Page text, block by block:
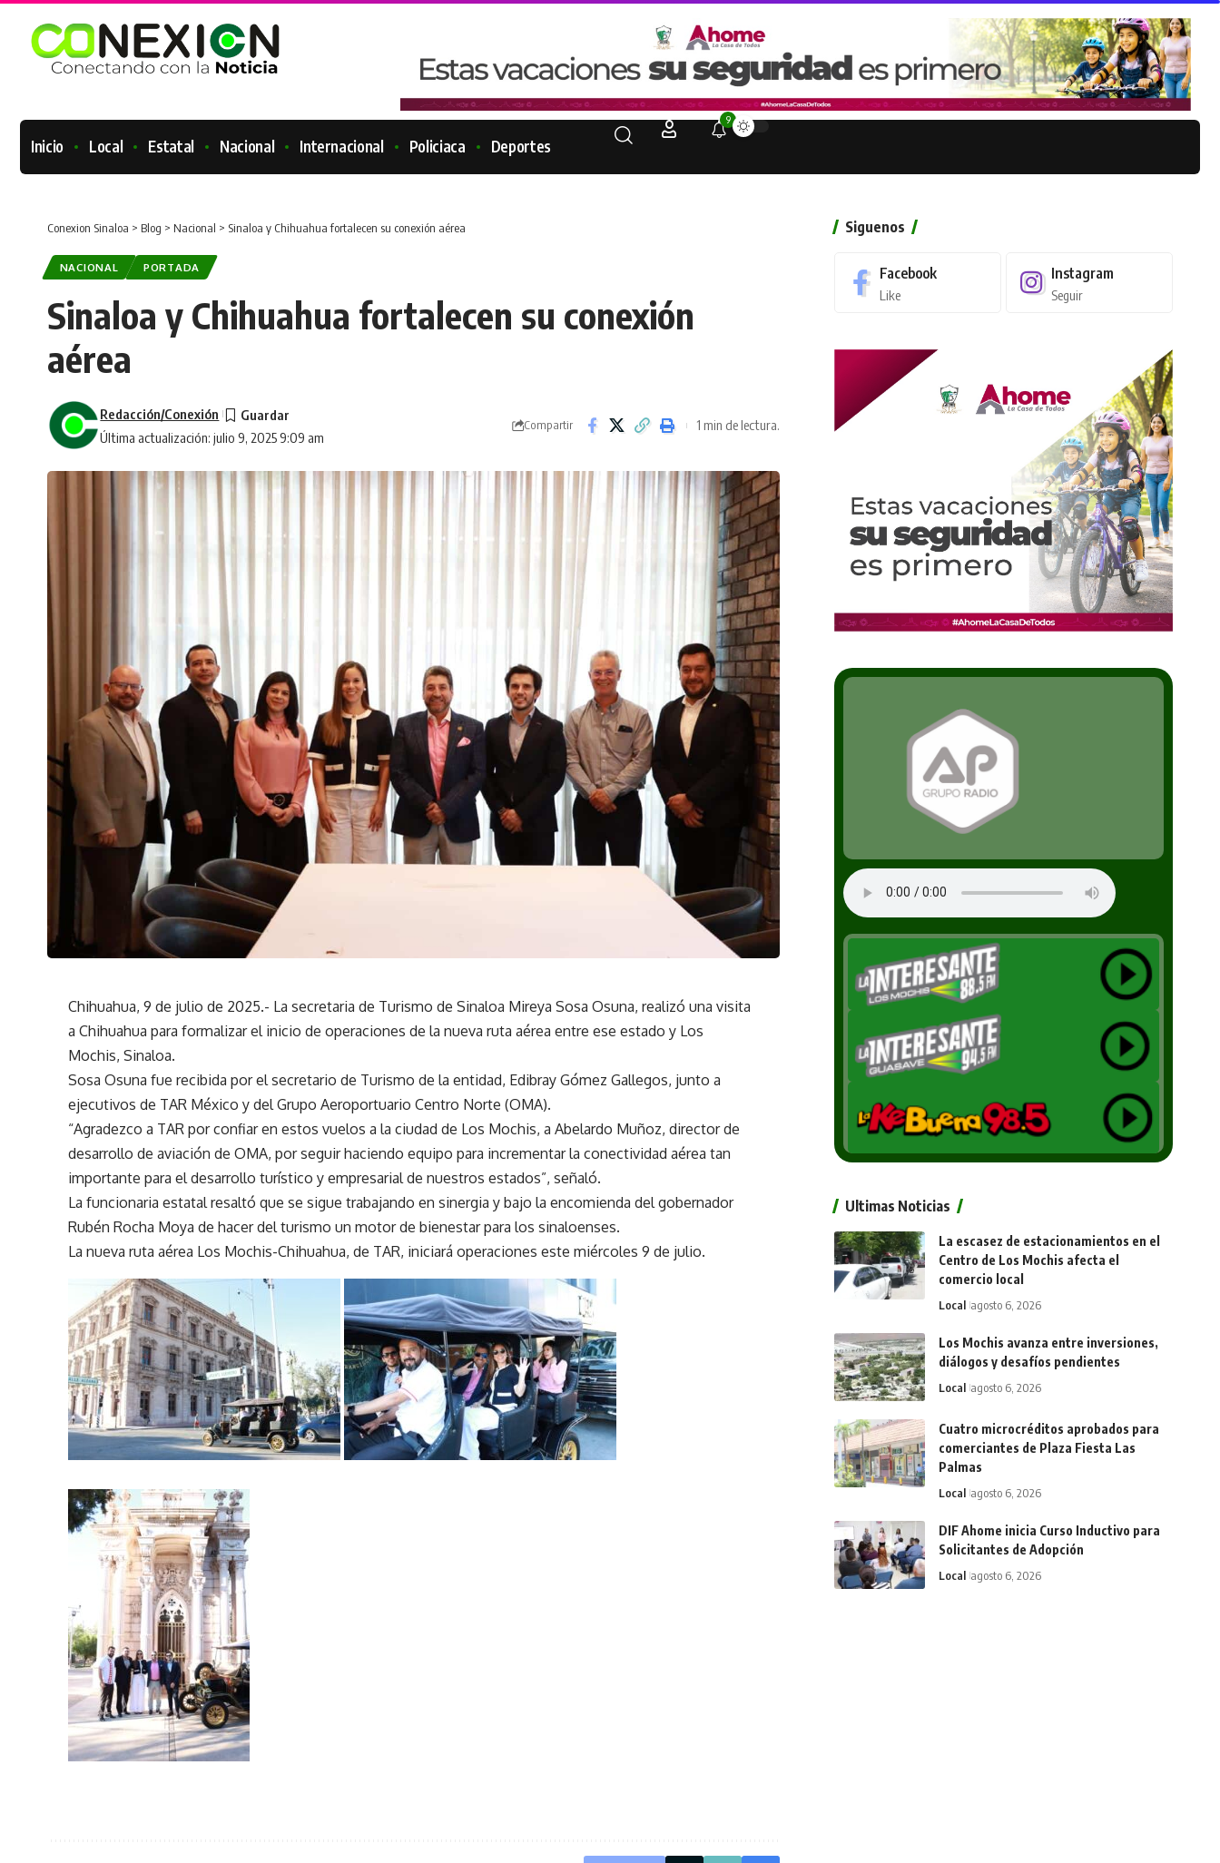
Inicio Local Estatal Nacional Internacional Policiaca Deportes
9
Conexion Sinaloa > Blog > Nacional > Sinaloa y Chihuahua fortalecen su conexión aérea
NACIONAL PORTADA
Sinaloa y Chihuahua fortalecen su conexión
aérea
Última actualización: julio 9, 2025 9:09 am
Redacción/Conexión
Compartir 1 min de lectura.
Chihuahua, 9 de julio de 2025.- La secretaria de Turismo de Sinaloa Mireya Sosa Osuna, realizó una visita
a Chihuahua para formalizar el inicio de operaciones de la nueva ruta aérea entre ese estado y Los
Mochis, Sinaloa.
Sosa Osuna fue recibida por el secretario de Turismo de la entidad, Edibray Gómez Gallegos, junto a
ejecutivos de TAR México y del Grupo Aeroportuario Centro Norte (OMA).
“Agradezco a TAR por confiar en estos vuelos a la ciudad de Los Mochis, a Abelardo Muñoz, director de
desarrollo de aviación de OMA, por seguir haciendo equipo para incrementar la conectividad aérea tan
importante para el desarrollo turístico y empresarial de nuestros estados”, señaló.
La funcionaria estatal resaltó que se sigue trabajando en sinergia y bajo la encomienda del gobernador
Rubén Rocha Moya de hacer del turismo un motor de bienestar para los sinaloenses.
La nueva ruta aérea Los Mochis-Chihuahua, de TAR, iniciará operaciones este miércoles 9 de julio.
Siguenos
Facebook
Like
Instagram
Seguir
Ultimas Noticias
La escasez de estacionamientos en el
Centro de Los Mochis afecta el
comercio local
Local agosto 6, 2026
Los Mochis avanza entre inversiones,
diálogos y desafíos pendientes
Local agosto 6, 2026
Cuatro microcréditos aprobados para
comerciantes de Plaza Fiesta Las
Palmas
Local agosto 6, 2026
DIF Ahome inicia Curso Inductivo para
Solicitantes de Adopción
Local agosto 6, 2026